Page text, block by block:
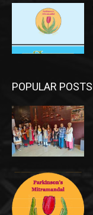
POPULAR POSTS